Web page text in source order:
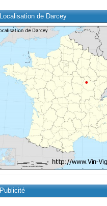
Localisation de Darcey
Publicité